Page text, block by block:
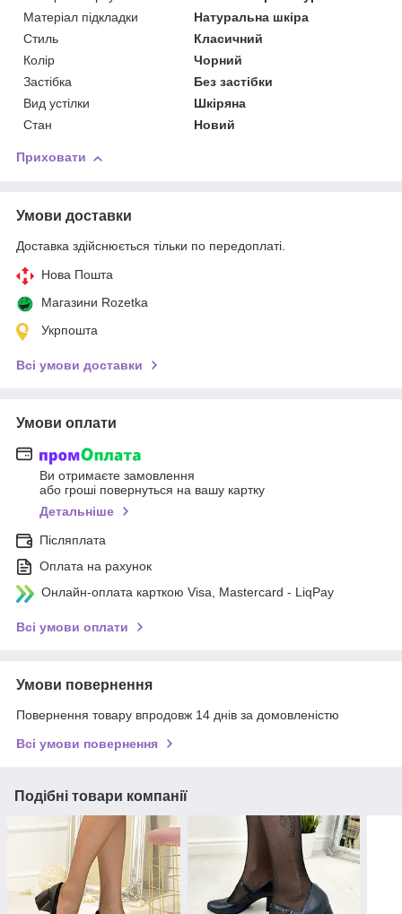
Матеріал підкладки
Натуральна шкіра
Стиль
Класичний
Колір
Чорний
Застібка
Без застібки
Вид устілки
Шкіряна
Стан
Новий
Приховати
Умови доставки
Доставка здійснюється тільки по передоплаті.
Нова Пошта
Магазини Rozetka
Укрпошта
Всі умови доставки
Умови оплати
Ви отримаєте замовлення
або гроші повернуться на вашу картку
Детальніше
Післяплата
Оплата на рахунок
Онлайн-оплата карткою Visa, Mastercard - LiqPay
Всі умови оплати
Умови повернення
Повернення товару впродовж 14 днів за домовленістю
Всі умови повернення
Подібні товари компанії